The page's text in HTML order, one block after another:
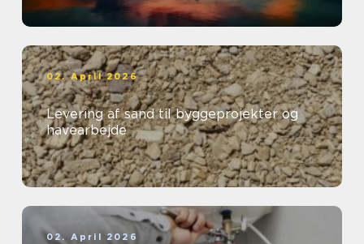
02. April 2026
Levering af sand til byggeprojekter og
havearbejde
02. April 2026